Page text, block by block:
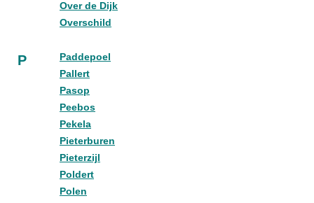
Over de Dijk
Overschild
P
Paddepoel
Pallert
Pasop
Peebos
Pekela
Pieterburen
Pieterzijl
Poldert
Polen